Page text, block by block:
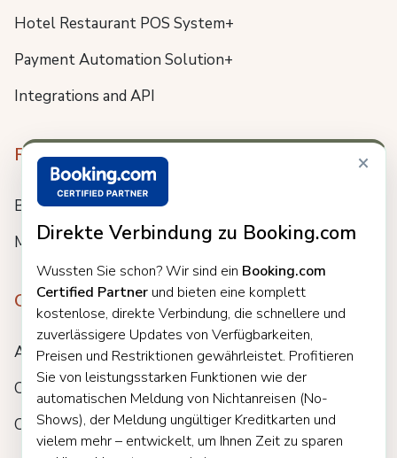
×
Direkte Verbindung zu Booking.com
Wussten Sie schon? Wir sind ein Booking.com
Certified Partnerund bieten eine komplett
kostenlose, direkte Verbindung, die schnellere und
zuverlässigere Updates von Verfügbarkeiten,
Preisen und Restriktionen gewährleistet. Profitieren
Sie von leistungsstarken Funktionen wie der
automatischen Meldung von Nichtanreisen (No-
Shows), der Meldung ungültiger Kreditkarten und
vielem mehr – entwickelt, um Ihnen Zeit zu sparen
Hotel Restaurant POS System+
Payment Automation Solution+
Integrations and API
Resources
Blog
Meet us
Company
About
Careers
Customers